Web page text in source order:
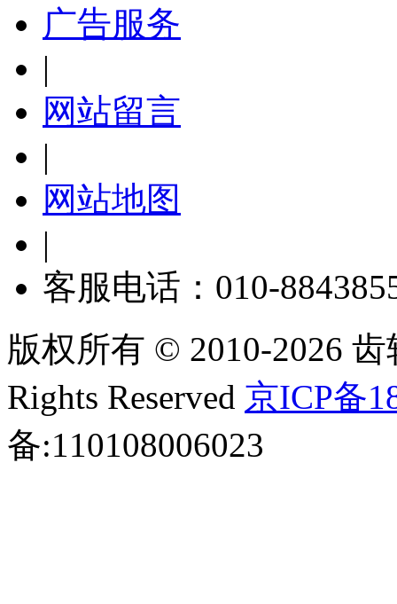
广告服务
|
网站留言
|
网站地图
|
客服电话：010-
版权所有 © 2010-2026
Rights Reserved 京ICP备
备:110108006023